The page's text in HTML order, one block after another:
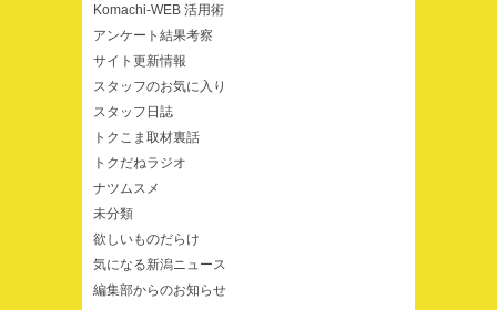
Komachi-WEB 活用術
アンケート結果考察
サイト更新情報
スタッフのお気に入り
スタッフ日誌
トクこま取材裏話
トクだねラジオ
ナツムスメ
未分類
欲しいものだらけ
気になる新潟ニュース
編集部からのお知らせ